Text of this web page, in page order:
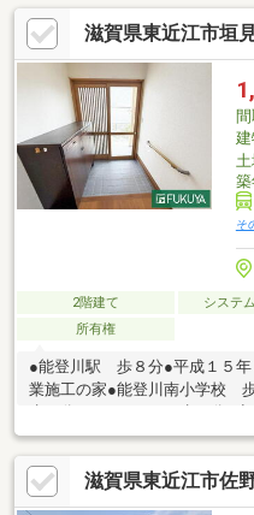
のお家●長期優良住宅■駐車台
続には別途費用がかかります■
内断熱）■ＨＥＡＴ２０ Ｇ１
供するワンストップサービス
越、インターネット接続、ラ
交換等）ご好評です！
滋賀県東近江市垣
間
築
そ
2階建て システ
所有権
●能登川駅 歩８分●平成１５年
業施工の家●能登川南小学校
さいませ※家具・調度品は売買
および公簿取引※家具・調度品
購入にかかる諸経費や住宅ロー
さい。お住替のご相談も承っ
滋賀県東近江市佐